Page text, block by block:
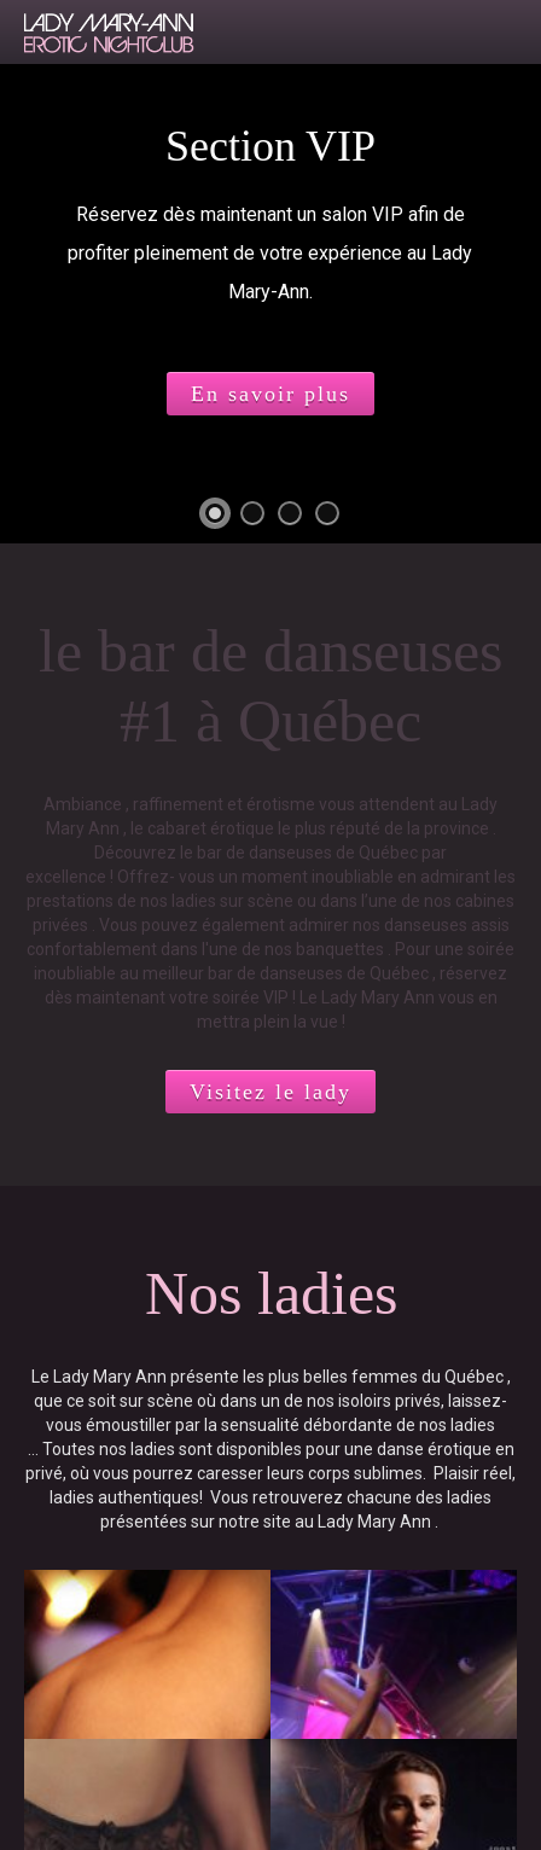
Section VIP
Réservez dès maintenant un salon VIP afin de
profiter pleinement de votre expérience au Lady
Mary-Ann.
En savoir plus
le bar de danseuses
#1 à Québec
Ambiance , raffinement et érotisme vous attendent au Lady
Mary Ann , le cabaret érotique le plus réputé de la province .
Découvrez le bar de danseuses de Québec par
excellence ! Offrez- vous un moment inoubliable en admirant les
prestations de nos ladies sur scène ou dans l’une de nos cabines
privées . Vous pouvez également admirer nos danseuses assis
confortablement dans l'une de nos banquettes . Pour une soirée
inoubliable au meilleur bar de danseuses de Québec , réservez
dès maintenant votre soirée VIP ! Le Lady Mary Ann vous en
mettra plein la vue !
Visitez le lady
Nos ladies
Le Lady Mary Ann présente les plus belles femmes du Québec ,
que ce soit sur scène où dans un de nos isoloirs privés, laissez-
vous émoustiller par la sensualité débordante de nos ladies
… Toutes nos ladies sont disponibles pour une danse érotique en
privé, où vous pourrez caresser leurs corps sublimes. Plaisir réel,
ladies authentiques! Vous retrouverez chacune des ladies
présentées sur notre site au Lady Mary Ann .